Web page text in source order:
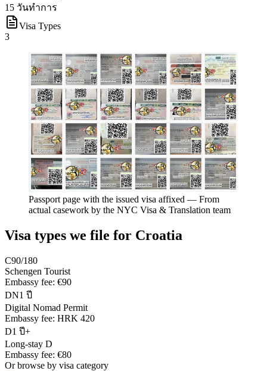
15 วันทำการ
Visa Types
3
Passport page with the issued visa affixed — From
actual casework by the NYC Visa & Translation team
Visa types we file for Croatia
C90/180
Schengen Tourist
Embassy fee: €90
DN1 ปี
Digital Nomad Permit
Embassy fee: HRK 420
D1 ปี+
Long-stay D
Embassy fee: €80
Or browse by visa category